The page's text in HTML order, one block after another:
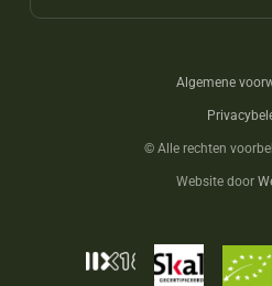
Algemene
© Alle rechten
Website door